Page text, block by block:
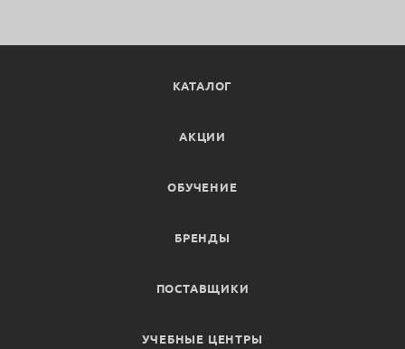
КАТАЛОГ
АКЦИИ
ОБУЧЕНИЕ
БРЕНДЫ
ПОСТАВЩИКИ
УЧЕБНЫЕ ЦЕНТРЫ